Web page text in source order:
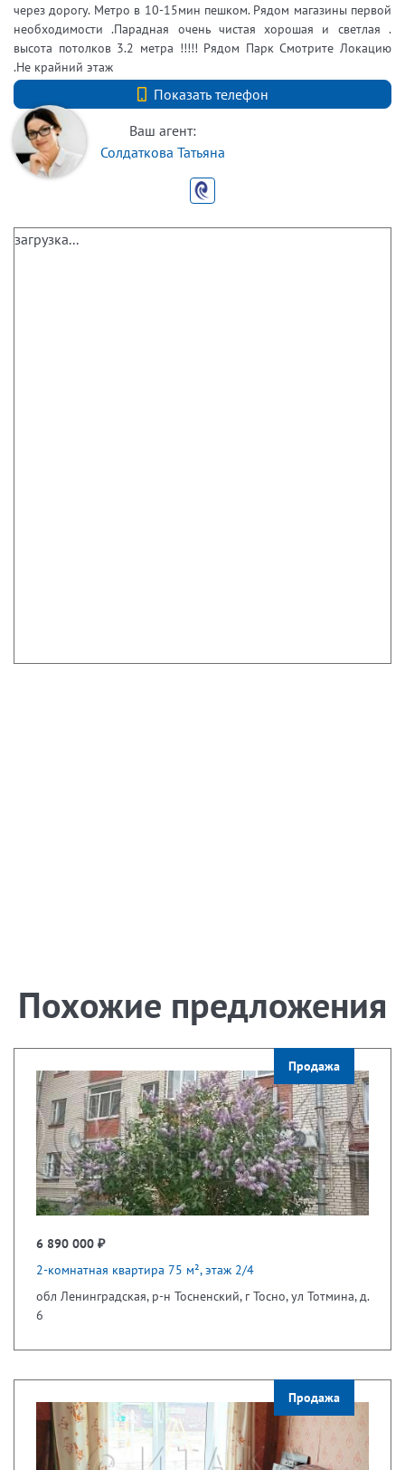
через дорогу. Метро в 10-15мин пешком. Рядом магазины первой
необходимости .Парадная очень чистая хорошая и светлая .
высота потолков 3.2 метра !!!!! Рядом Парк Смотрите Локацию
.Не крайний этаж
Показать телефон
+7 (812) 740-70-40
Ваш агент:
Солдаткова Татьяна
загрузка...
Похожие предложения
Продажа
6 890 000 ₽
2-комнатная квартира 75 м², этаж 2/4
обл Ленинградская, р-н Тосненский, г Тосно, ул Тотмина, д.
6
Продажа